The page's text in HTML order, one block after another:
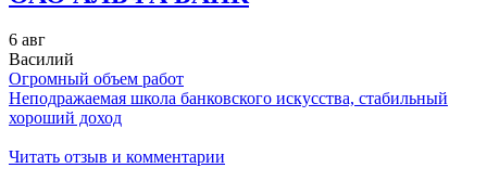
6 авг
Василий
Огромный объем работ
Неподражаемая школа банковского искусства, стабильный
хороший доход
Читать отзыв и комментарии